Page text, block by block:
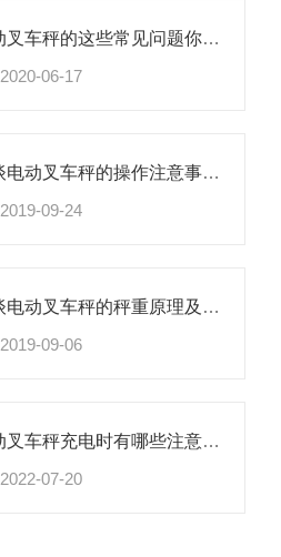
电动叉车秤的这些常见问题你遇到过吗？
2020-06-17
谈谈电动叉车秤的操作注意事项及性能特点
2019-09-24
谈谈电动叉车秤的秤重原理及操作环境
2019-09-06
电动叉车秤充电时有哪些注意事项？
2022-07-20